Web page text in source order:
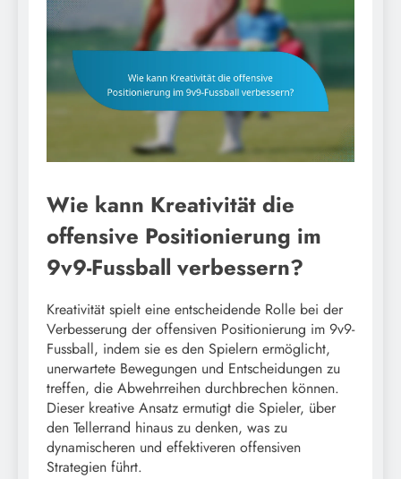
Wie kann Kreativität die
offensive Positionierung im
9v9-Fussball verbessern?
Kreativität spielt eine entscheidende Rolle bei der
Verbesserung der offensiven Positionierung im 9v9-
Fussball, indem sie es den Spielern ermöglicht,
unerwartete Bewegungen und Entscheidungen zu
treffen, die Abwehrreihen durchbrechen können.
Dieser kreative Ansatz ermutigt die Spieler, über
den Tellerrand hinaus zu denken, was zu
dynamischeren und effektiveren offensiven
Strategien führt.